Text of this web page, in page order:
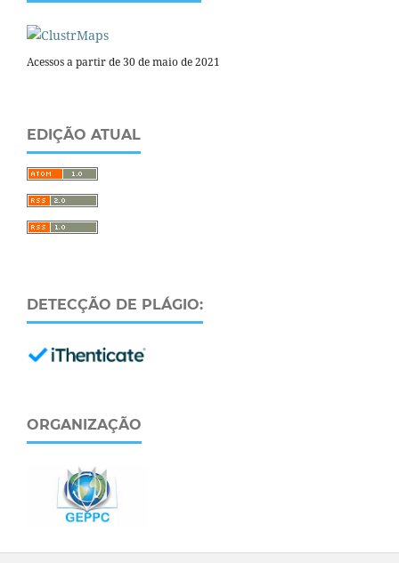
Acessos a partir de 30 de maio de 2021
EDIÇÃO ATUAL
DETECÇÃO DE PLÁGIO:
ORGANIZAÇÃO